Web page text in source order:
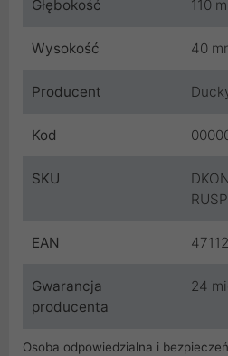
Głębokość 110
Wysokość 40
Producent
Kod
SKU
EAN
Gwarancja
producenta
24
Osoba odpowiedzialna i